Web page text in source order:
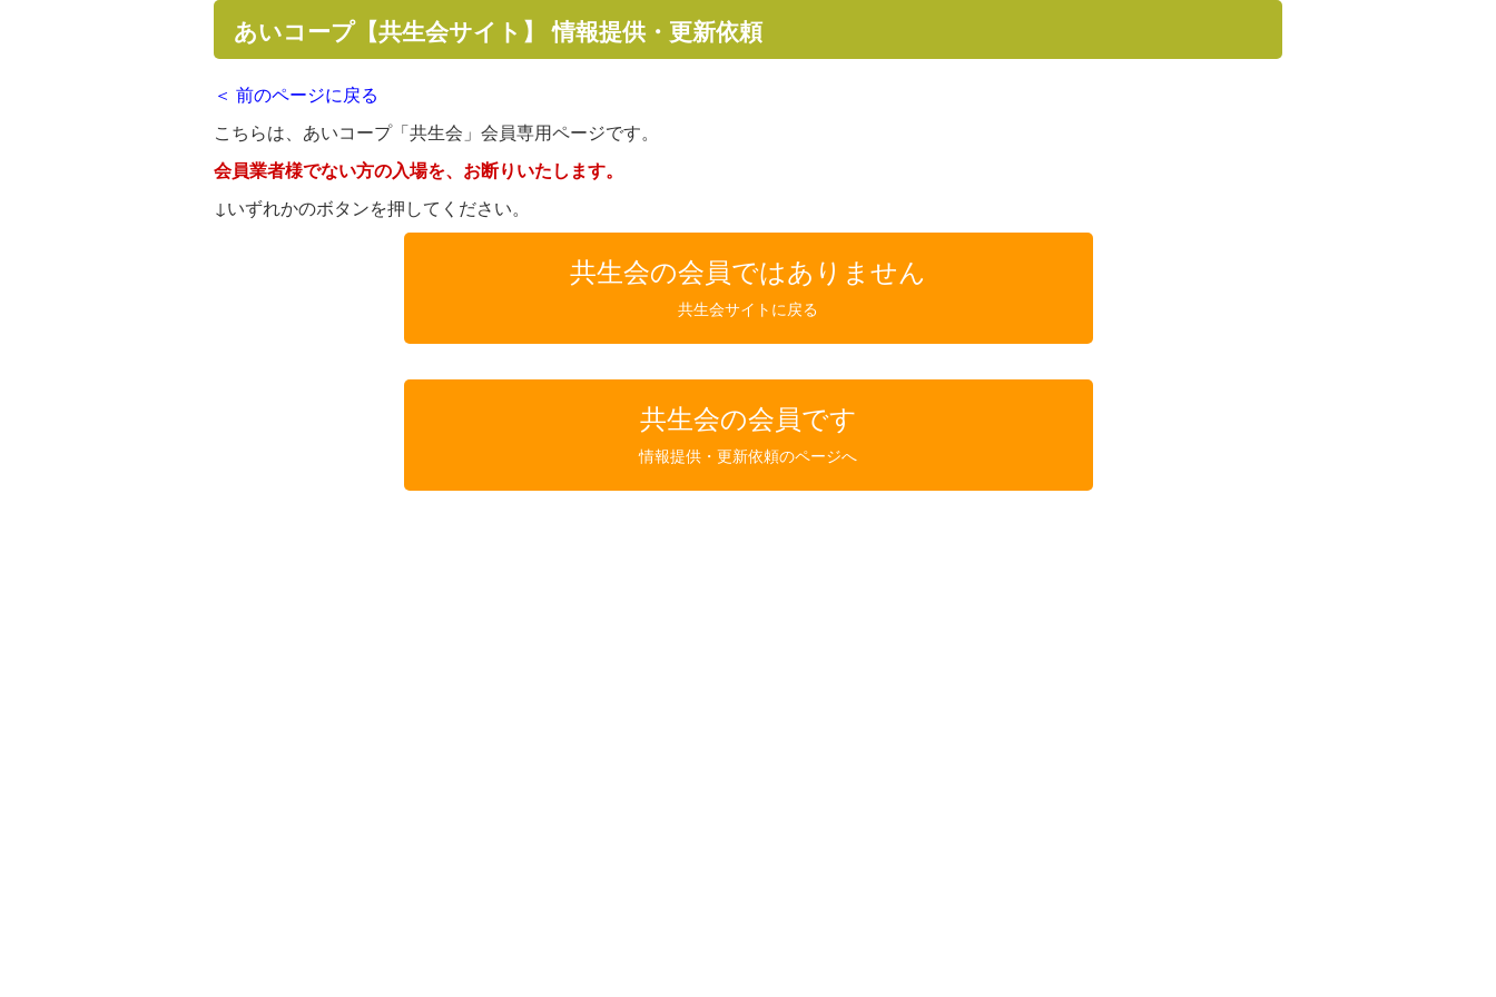
あいコープ【共生会サイト】情報提供・更新依頼
＜ 前のページに戻る
こちらは、あいコープ「共生会」会員専用ページです。
会員業者様でない方の入場を、お断りいたします。
↓いずれかのボタンを押してください。
共生会の会員ではありません
共生会サイトに戻る
共生会の会員です
情報提供・更新依頼のページへ